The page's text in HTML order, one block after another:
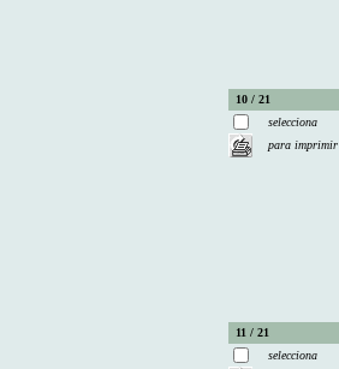
10 / 21
selecciona
para imprimir
11 / 21
selecciona